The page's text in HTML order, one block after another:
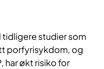
tidligere studier som
porfyrisykdom, og
har økt risiko for